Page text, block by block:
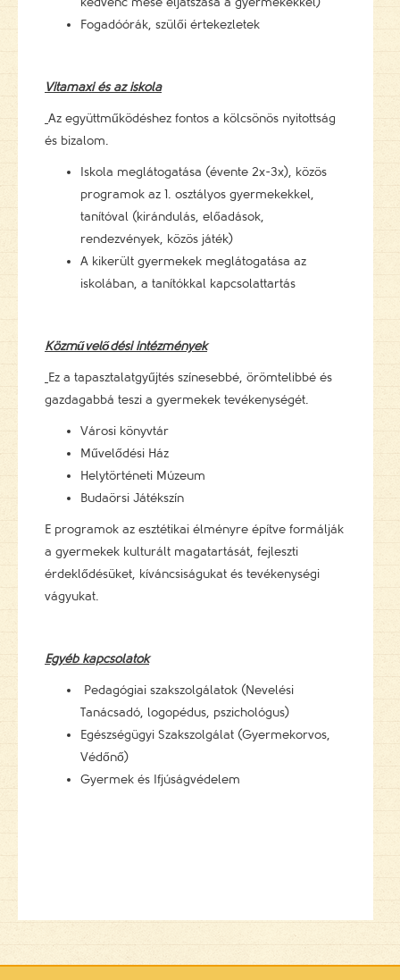
Fogadóórák, szülői értekezletek
Vitamaxi és az iskola
Az együttműködéshez fontos a kölcsönös nyitottság
és bizalom.
Iskola meglátogatása (évente 2x-3x), közös
programok az 1. osztályos gyermekekkel,
tanítóval (kirándulás, előadások,
rendezvények, közös játék)
A kikerült gyermekek meglátogatása az
iskolában, a tanítókkal kapcsolattartás
Közművelődési intézmények
Ez a tapasztalatgyűjtés színesebbé, örömtelibbé és
gazdagabbá teszi a gyermekek tevékenységét.
Városi könyvtár
Művelődési Ház
Helytörténeti Múzeum
Budaörsi Játékszín
E programok az esztétikai élményre építve formálják
a gyermekek kulturált magatartását, fejleszti
érdeklődésüket, kíváncsiságukat és tevékenységi
vágyukat.
Egyéb kapcsolatok
Pedagógiai szakszolgálatok (Nevelési
Tanácsadó, logopédus, pszichológus)
Egészségügyi Szakszolgálat (Gyermekorvos,
Védőnő)
Gyermek és Ifjúságvédelem